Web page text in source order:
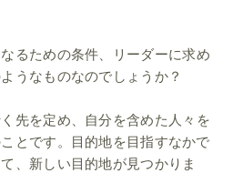
るための条件、リーダーに求め
うなものなのでしょうか？
先を定め、自分を含めた人々を
とです。目的地を目指すなかで
、新しい目的地が見つかりま